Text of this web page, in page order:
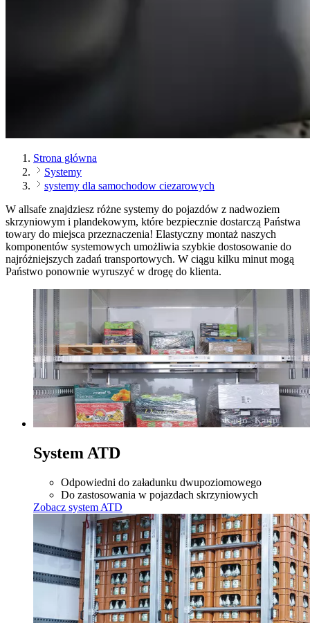
Strona główna
Systemy
systemy dla samochodow ciezarowych
W allsafe znajdziesz różne systemy do pojazdów z nadwoziem
skrzyniowym i plandekowym, które bezpiecznie dostarczą Państwa
towary do miejsca przeznaczenia! Elastyczny montaż naszych
komponentów systemowych umożliwia szybkie dostosowanie do
najróżniejszych zadań transportowych. W ciągu kilku minut mogą
Państwo ponownie wyruszyć w drogę do klienta.
System ATD
Odpowiedni do załadunku dwupoziomowego
Do zastosowania w pojazdach skrzyniowych
Zobacz system ATD